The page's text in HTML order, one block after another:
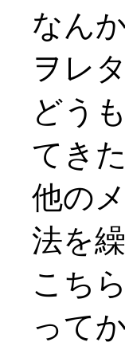
なん
ヲレ
どう
てき
他の
法を
こち
って